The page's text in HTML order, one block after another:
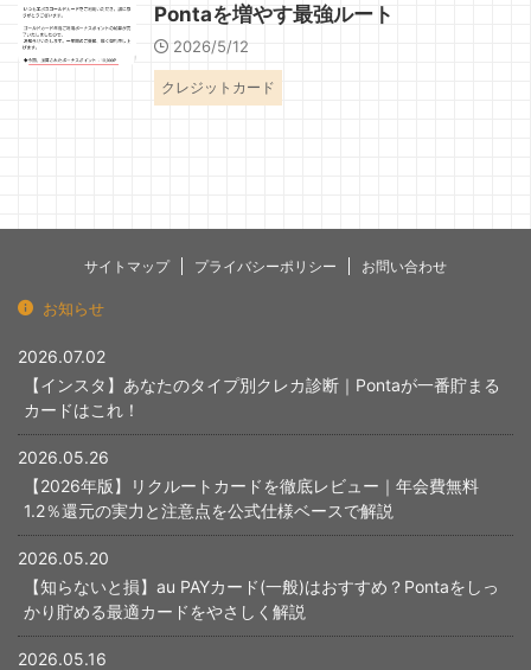
Pontaを増やす最強ルート
2026/5/12
クレジットカード
サイトマップ プライバシーポリシー お問い合わせ
お知らせ
2026.07.02
【インスタ】あなたのタイプ別クレカ診断｜Pontaが一番貯まる
カードはこれ！
2026.05.26
【2026年版】リクルートカードを徹底レビュー｜年会費無料
1.2％還元の実力と注意点を公式仕様ベースで解説
2026.05.20
【知らないと損】au PAYカード(一般)はおすすめ？Pontaをしっ
かり貯める最適カードをやさしく解説
2026.05.16